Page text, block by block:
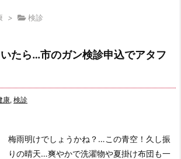
> 検診
たら…市のガン検診申込でアタフ
康, 検診
梅雨明けでしょうかね？…この青空！ 久し振
りの晴天…爽やかで洗濯物や夏掛け布団も一